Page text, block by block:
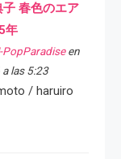
子 春色のエア
年
PopParadiseen
las 5:23
/ haruiro